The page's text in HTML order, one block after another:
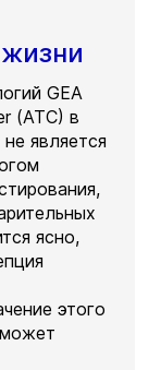
GEA
(ATC) в
является
ясно,
этого